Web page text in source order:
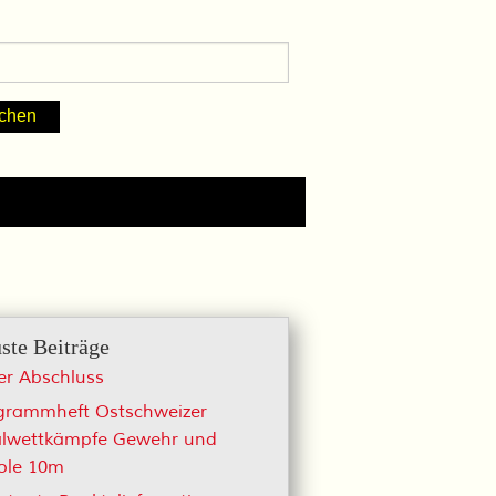
Beiträge
Abschluss
Ostschweizer
Gewehr und
10m